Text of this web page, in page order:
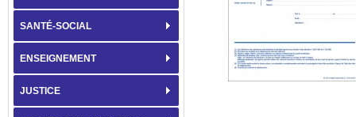
SANTÉ-SOCIAL
ENSEIGNEMENT
JUSTICE